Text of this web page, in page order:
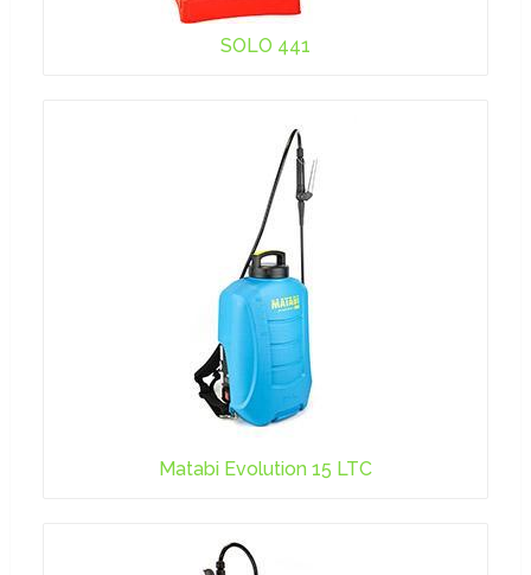
SOLO 441
Matabi Evolution 15 LTC